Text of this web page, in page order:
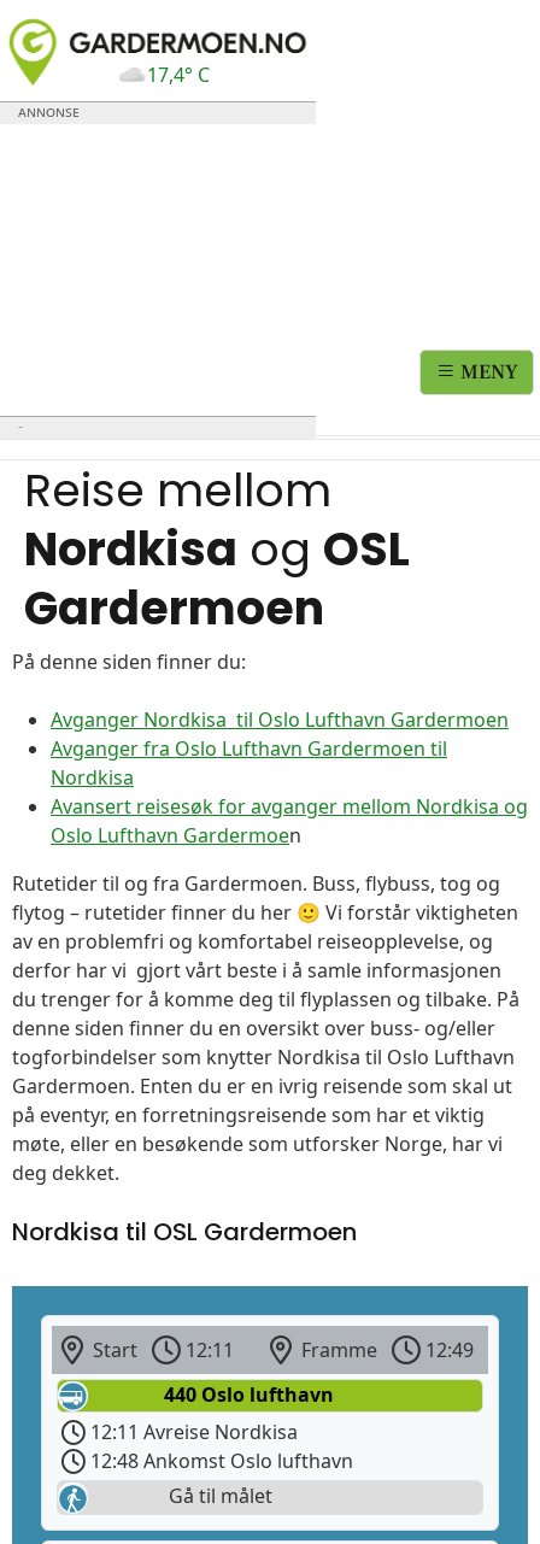
17,4° C
MENY
Reise mellom
Nordkisa og OSL
Gardermoen
På denne siden finner du:
Avganger Nordkisa til Oslo Lufthavn Gardermoen
Avganger fra Oslo Lufthavn Gardermoen til
Nordkisa
Avansert reisesøk for avganger mellom Nordkisa og
Oslo Lufthavn Gardermoen
Rutetider til og fra Gardermoen. Buss, flybuss, tog og
flytog – rutetider finner du her 🙂 Vi forstår viktigheten
av en problemfri og komfortabel reiseopplevelse, og
derfor har vi gjort vårt beste i å samle informasjonen
du trenger for å komme deg til flyplassen og tilbake. På
denne siden finner du en oversikt over buss- og/eller
togforbindelser som knytter Nordkisa til Oslo Lufthavn
Gardermoen. Enten du er en ivrig reisende som skal ut
på eventyr, en forretningsreisende som har et viktig
møte, eller en besøkende som utforsker Norge, har vi
deg dekket.
Nordkisa til OSL Gardermoen
Start 12:11 Framme
12:49
440 Oslo lufthavn
12:11 Avreise Nordkisa
12:48 Ankomst Oslo lufthavn
Gå til målet